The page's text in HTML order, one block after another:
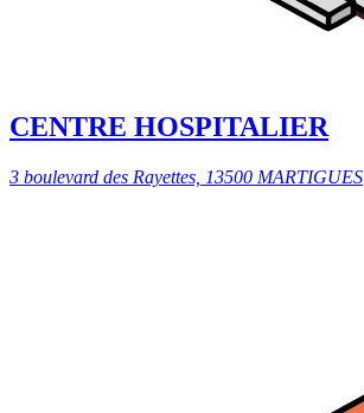
CENTRE HOSPITALIER
3 boulevard des Rayettes, 13500 MARTIGUES